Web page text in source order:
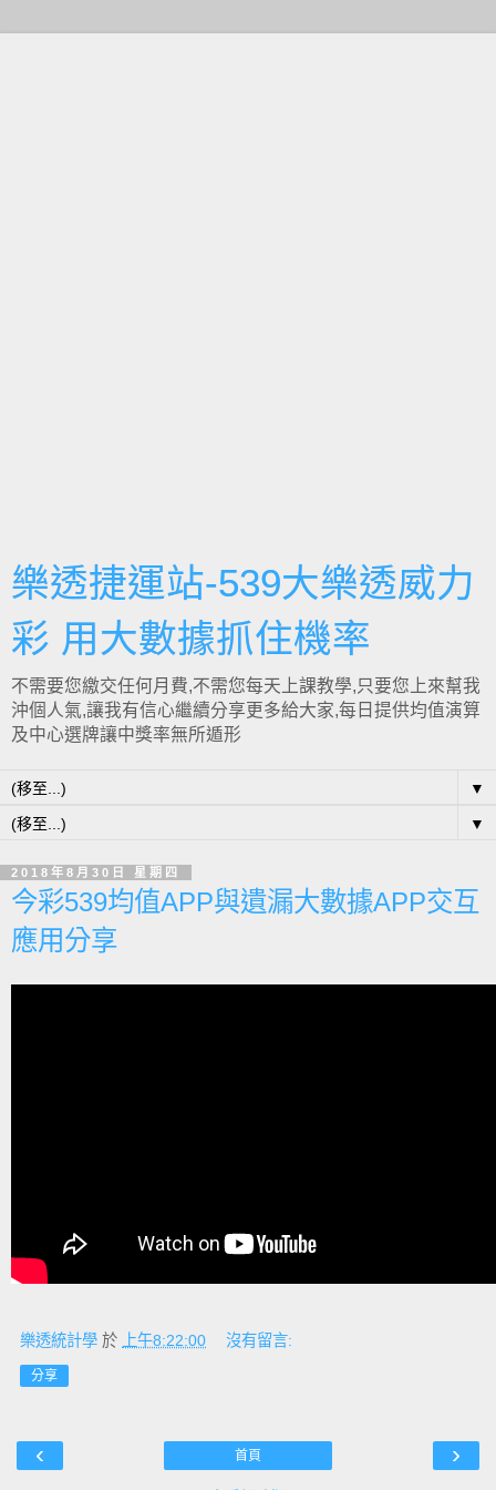
樂透捷運站-539大樂透威力
彩 用大數據抓住機率
不需要您繳交任何月費,不需您每天上課教學,只要您上來幫我
沖個人氣,讓我有信心繼續分享更多給大家,每日提供均值演算
及中心選牌讓中獎率無所遁形
▼
▼
2018年8月30日 星期四
今彩539均值APP與遺漏大數據APP交互
應用分享
樂透統計學 於 上午8:22:00 沒有留言:
分享
‹ ›
首頁